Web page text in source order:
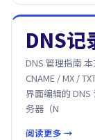
DNS记
DNS 管理指南
CNAME / MX /
界面编辑的
务器（N
阅读更多 →